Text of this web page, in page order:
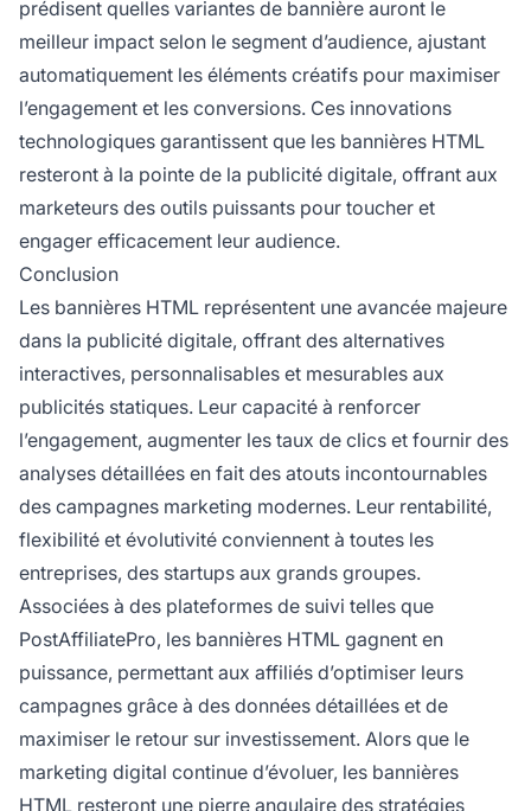
prédisent quelles variantes de bannière auront le
meilleur impact selon le segment d’audience, ajustant
automatiquement les éléments créatifs pour maximiser
l’engagement et les conversions. Ces innovations
technologiques garantissent que les bannières HTML
resteront à la pointe de la publicité digitale, offrant aux
marketeurs des outils puissants pour toucher et
engager efficacement leur audience.
Conclusion
Les bannières HTML représentent une avancée majeure
dans la publicité digitale, offrant des alternatives
interactives, personnalisables et mesurables aux
publicités statiques. Leur capacité à renforcer
l’engagement, augmenter les taux de clics et fournir des
analyses détaillées en fait des atouts incontournables
des campagnes marketing modernes. Leur rentabilité,
flexibilité et évolutivité conviennent à toutes les
entreprises, des startups aux grands groupes.
Associées à des plateformes de suivi telles que
PostAffiliatePro, les bannières HTML gagnent en
puissance, permettant aux affiliés d’optimiser leurs
campagnes grâce à des données détaillées et de
maximiser le retour sur investissement. Alors que le
marketing digital continue d’évoluer, les bannières
HTML resteront une pierre angulaire des stratégies